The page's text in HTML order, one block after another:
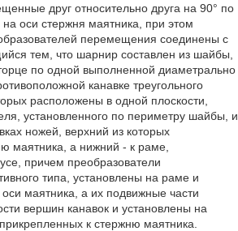
друг относительно друга на 90° по
оси стержня маятника, при этом
перемещения соединены с
тем, что шарнир составлен из шайбы,
по одной выполненной диаметрально
канавке треугольного
расположены в одной плоскости,
установленного по периметру шайбы, и
ножей, верхний из которых
маятника, а нижний - к раме,
причем преобразователи
типа, установлены на раме и
маятника, а их подвижные части
вершин канавок и установлены на
к стержню маятника.